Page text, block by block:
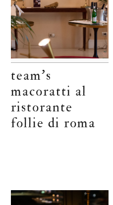
team’s
macoratti al
ristorante
follie di roma